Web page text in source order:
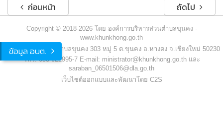
ข้อมูล อบต.
ก่อนหน้า ถัดไป
Copyright © 2018-2026 โดย องค์การบริหารส่วนตำบลขุนคง -
www.khunkhong.go.th
องค์การบริหารส่วนตำบลขุนคง 303 หมู่ 5 ต.ขุนคง อ.หางดง จ.เชียงใหม่ 50230
โทร. 053-022995-7 E-mail: ministrator@khunkhong.go.th และ
saraban_06501506@dla.go.th
เว็บไซต์ออกแบบและพัฒนาโดย C2S